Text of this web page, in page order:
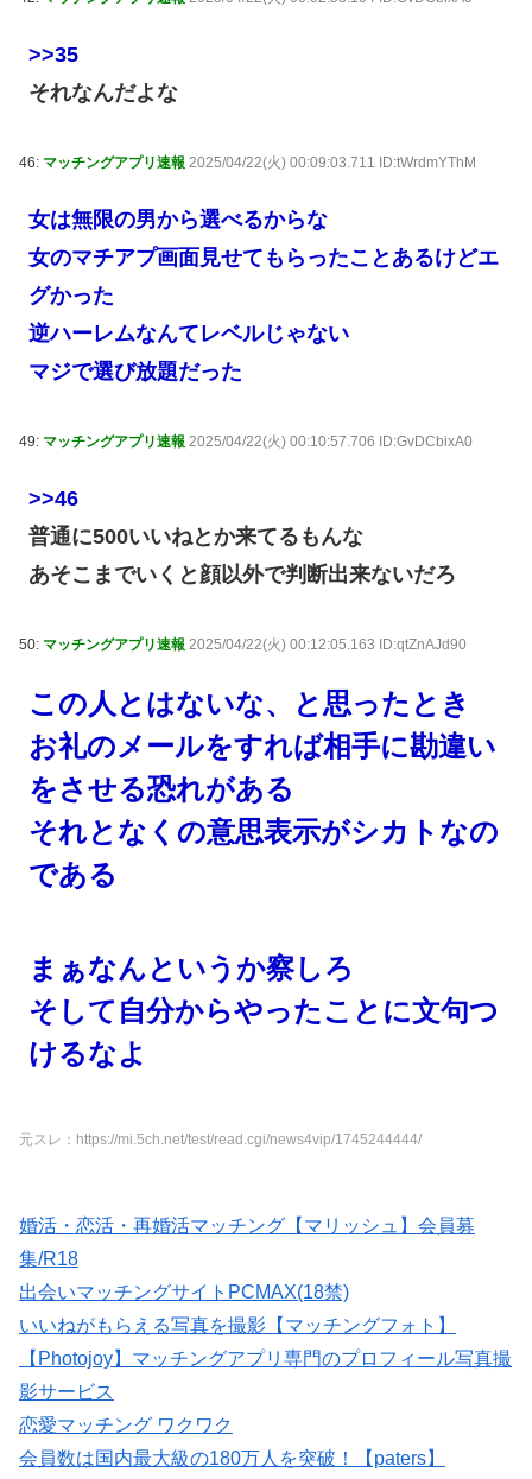
>>35
それなんだよな
46: マッチングアプリ速報 2025/04/22(火) 00:09:03.711 ID:tWrdmYThM
女は無限の男から選べるからな
女のマチアプ画面見せてもらったことあるけどエ
グかった
逆ハーレムなんてレベルじゃない
マジで選び放題だった
49: マッチングアプリ速報 2025/04/22(火) 00:10:57.706 ID:GvDCbixA0
>>46
普通に500いいねとか来てるもんな
あそこまでいくと顔以外で判断出来ないだろ
50: マッチングアプリ速報 2025/04/22(火) 00:12:05.163 ID:qtZnAJd90
この人とはないな、と思ったとき
お礼のメールをすれば相手に勘違い
をさせる恐れがある
それとなくの意思表示がシカトなの
である
まぁなんというか察しろ
そして自分からやったことに文句つ
けるなよ
元スレ：https://mi.5ch.net/test/read.cgi/news4vip/1745244444/
婚活・恋活・再婚活マッチング【マリッシュ】会員募
集/R18
出会いマッチングサイトPCMAX(18禁)
いいねがもらえる写真を撮影【マッチングフォト】
【Photojoy】マッチングアプリ専門のプロフィール写真撮
影サービス
恋愛マッチング ワクワク
会員数は国内最大級の180万人を突破！【paters】